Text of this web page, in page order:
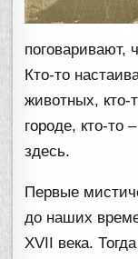
поговаривают,
Кто-то
животных, кто-
городе, кто-то
здесь.
Первые
до наших
XVII века.